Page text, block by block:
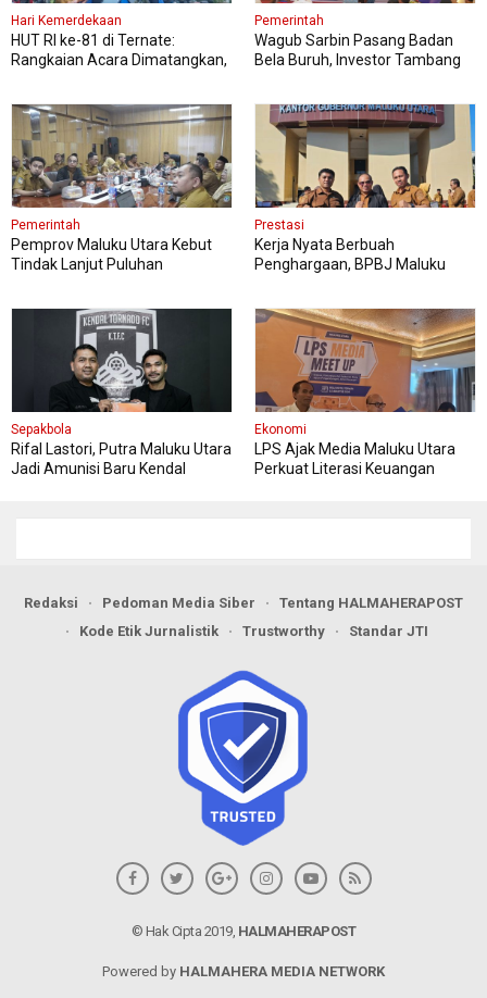
Hari Kemerdekaan
HUT RI ke-81 di Ternate:
Rangkaian Acara Dimatangkan,
Pemerintah
Wagub Sarbin Pasang Badan
Bela Buruh, Investor Tambang
Pemerintah
Pemprov Maluku Utara Kebut
Tindak Lanjut Puluhan
Prestasi
Kerja Nyata Berbuah
Penghargaan, BPBJ Maluku
Sepakbola
Rifal Lastori, Putra Maluku Utara
Jadi Amunisi Baru Kendal
Ekonomi
LPS Ajak Media Maluku Utara
Perkuat Literasi Keuangan
Redaksi Pedoman Media Siber
Tentang HALMAHERAPOST
Kode Etik Jurnalistik
Trustworthy Standar JTI
© Hak Cipta 2019, HALMAHERAPOST
Powered by HALMAHERA MEDIA NETWORK